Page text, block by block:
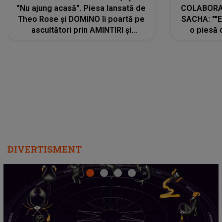
"Nu ajung acasă". Piesa lansată de
Theo Rose și DOMINO îi poartă pe
ascultători prin AMINTIRI și
SACHA:
o piesă
DIVERTISMENT